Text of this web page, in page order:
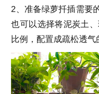
2、准备绿萝扦插需要
也可以选择将泥炭土
比例，配置成疏松透气